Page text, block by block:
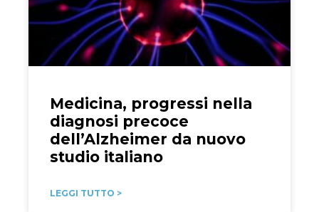
Medicina, progressi nella
diagnosi precoce
dell’Alzheimer da nuovo
studio italiano
LEGGI TUTTO >